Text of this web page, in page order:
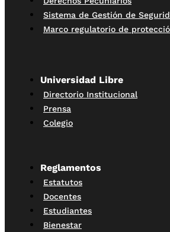
Sistema de Gestión de
Marco regulatorio de
Universidad Libre
Directorio Institucional
Prensa
Colegio
Reglamentos
Estatutos
Docentes
Estudiantes
Bienestar